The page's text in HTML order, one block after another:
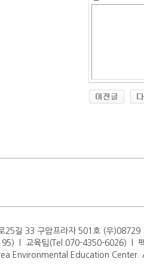
25길 33 구암프라자 501호 (우)08729
l 교육팀(Tel.070-4350-6026) l
Environmental Education Center.